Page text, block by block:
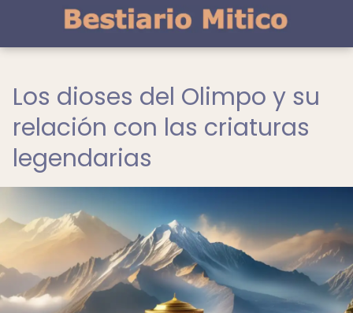
Los dioses del Olimpo y su
relación con las criaturas
legendarias